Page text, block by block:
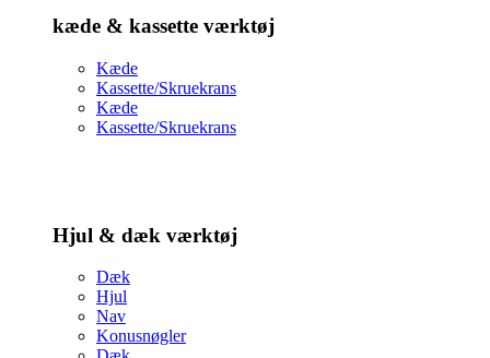
kæde & kassette værktøj
Kæde
Kassette/Skruekrans
Kæde
Kassette/Skruekrans
Hjul & dæk værktøj
Dæk
Hjul
Nav
Konusnøgler